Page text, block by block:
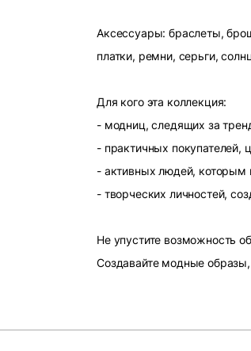
Аксессуары: браслеты,
платки, ремни, серьги,
Для кого эта коллекция:
- модниц, следящих за
- практичных покупателей,
- активных людей,
- творческих личностей,
Не упустите возможность
Создавайте модные